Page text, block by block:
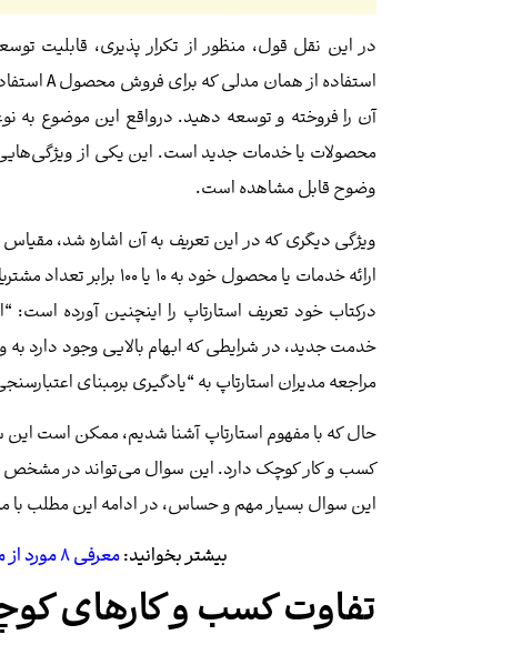
در این نقل قول، منظور از تکرار پذیری، قابلیت
آن را فروخته و توسعه دهید. درواقع این موضوع به
محصولات یا خدمات جدید است. این یکی از
وضوح قابل مشاهده است.
ویژگی دیگری که در این تعریف به آن اشاره شد،
درکتاب خود تعریف استارتاپ را اینچنین آورده
خدمت جدید، در شرایطی که ابهام بالایی وجود دارد به
مراجعه مدیران استارتاپ به “یادگیری برمبنای
حال که با مفهوم استارتاپ آشنا شدیم، ممکن است
کسب و کار کوچک دارد. این سوال می‌تواند در مشخص
این سوال بسیار مهم و حساس، در ادامه این مطلب با
بیشتر بخوانید:معرفی 8 مورد از موفق ترین و بهترین استارتاپ های ایرانی
تفاوت کسب و کارهای